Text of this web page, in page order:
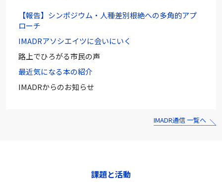
【報告】シンポジウム・人種差別根絶への多角的アプ
ローチ
IMADRアソシエイツに会いにいく
路上でひろがる市民の声
最近気になる本の紹介
IMADRからのお知らせ
IMADR通信 一覧へ
課題と活動